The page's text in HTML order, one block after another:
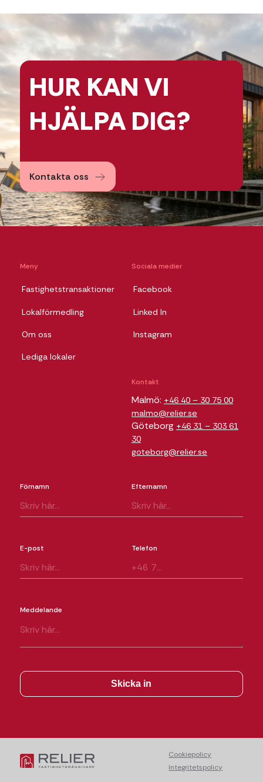
HUR KAN VI
HJÄLPADIG?
Kontakta oss
Meny
Fastighetstransaktioner
Lokalförmedling
Om oss
Lediga lokaler
Sociala medier
Facebook
Linked In
Instagram
Kontakt
Malmö: +46 40 – 30 75 00
malmo@relier.se
Göteborg +46 31 – 303 61
30
goteborg@relier.se
Förnamn Efternamn
E-post Telefon
Meddelande
Cookiepolicy
Integritetspolicy